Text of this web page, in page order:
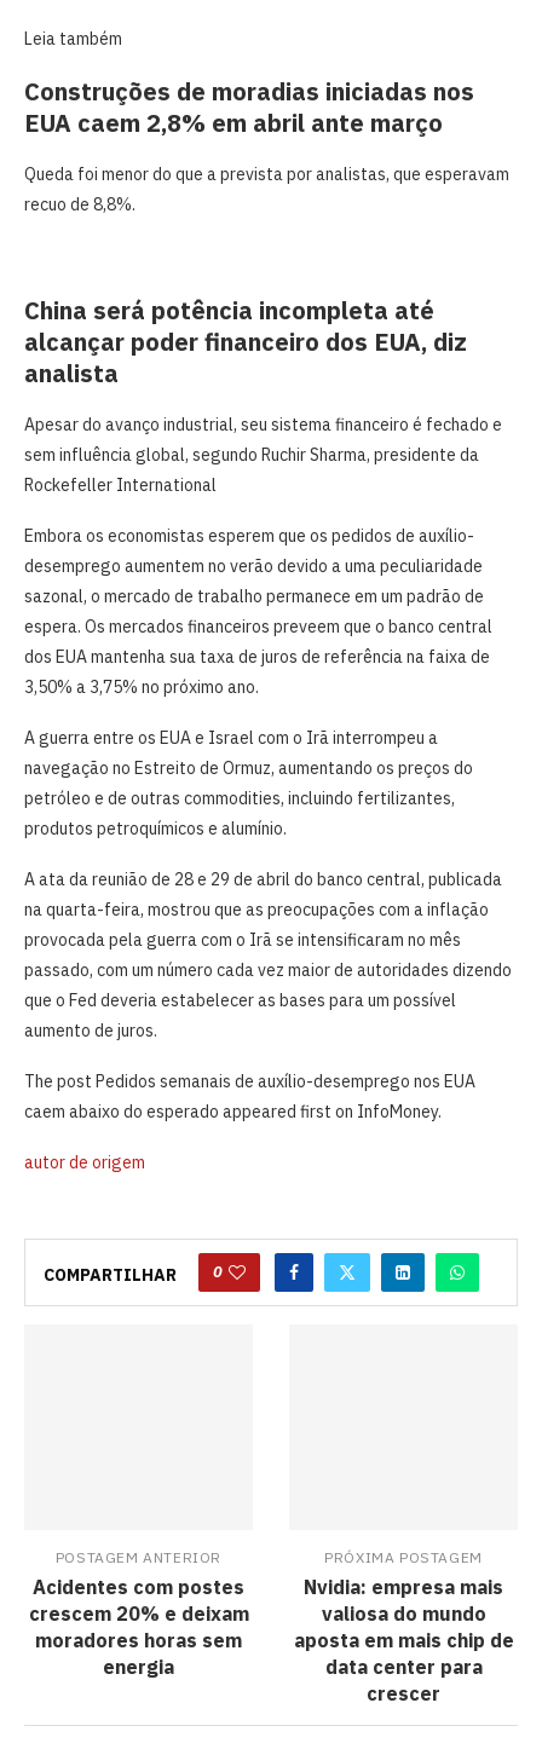
Leia também
Construções de moradias iniciadas nos
EUA caem 2,8% em abril ante março
Queda foi menor do que a prevista por analistas, que esperavam
recuo de 8,8%.
China será potência incompleta até
alcançar poder financeiro dos EUA, diz
analista
Apesar do avanço industrial, seu sistema financeiro é fechado e
sem influência global, segundo Ruchir Sharma, presidente da
Rockefeller International
Embora os economistas esperem que os pedidos de ​auxílio-
desemprego aumentem no verão devido a uma peculiaridade
sazonal, o mercado ​de trabalho permanece em um padrão de
espera. Os mercados financeiros preveem que o banco central
dos EUA mantenha sua taxa de juros de referência ‌na faixa de
3,50% ​a 3,75% no próximo ano.
A guerra entre os EUA e Israel com o Irã interrompeu a
⁠navegação ​no Estreito ​de Ormuz, aumentando os preços do
petróleo e de ⁠outras commodities, incluindo fertilizantes, ​
produtos petroquímicos e alumínio.
A ata da reunião de 28 e 29 de abril ​do banco central, publicada
na quarta-feira, mostrou que as preocupações com ​a inflação
⁠provocada pela guerra com o Irã se intensificaram no ⁠mês
passado, com um número cada vez maior de autoridades dizendo
que o Fed deveria estabelecer as bases para um possível
aumento de juros.
The post Pedidos semanais de auxílio-desemprego nos EUA
caem abaixo do esperado appeared first on InfoMoney.
autor de origem
COMPARTILHAR 0
POSTAGEM ANTERIOR
Acidentes com postes
crescem 20% e deixam
moradores horas sem
energia
PRÓXIMA POSTAGEM
Nvidia: empresa mais
valiosa do mundo
aposta em mais chip de
data center para
crescer